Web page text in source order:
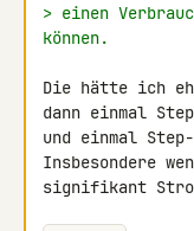
> einen
können.
Die hätte ich
dann einmal
und einmal
Insbesondere
signifikant